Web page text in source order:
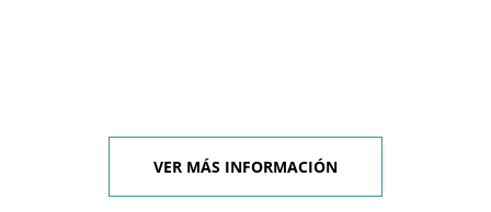
VER MÁS INFORMACIÓN